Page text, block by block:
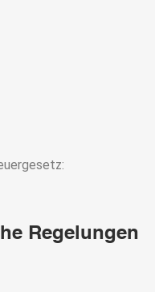
Regelungen